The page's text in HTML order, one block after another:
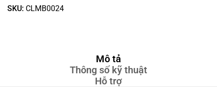
SKU: CLMB0024
Mô tả
Thông số kỹ thuật
Hỗ trợ